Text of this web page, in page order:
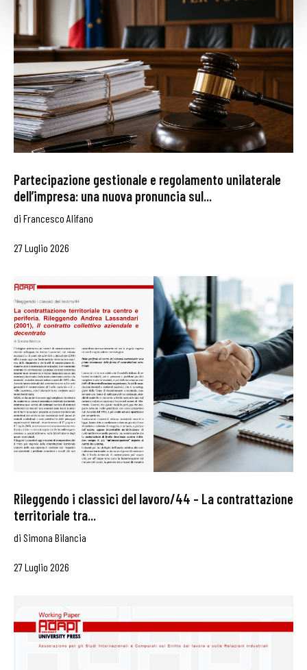
Partecipazione gestionale e regolamento unilaterale
dell’impresa: una nuova pronuncia sul...
di Francesco Alifano
27 Luglio 2026
Rileggendo i classici del lavoro/44 – La contrattazione
territoriale tra...
di Simona Bilancia
27 Luglio 2026